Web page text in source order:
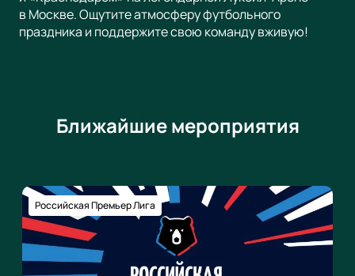
в Москве. Ощутите атмосферу футбольного
праздника и поддержите свою команду вживую!
Ближайшие мероприятия
Российская Премьер Лига